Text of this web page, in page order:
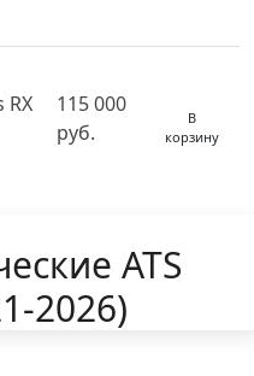
RX
115 000
руб.
В
корзину
ATS
2026)